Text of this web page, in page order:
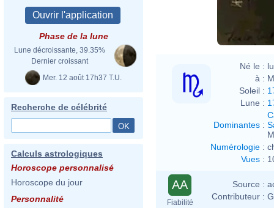
Phase de la lune
Lune décroissante, 39.35%
Dernier croissant
Mer. 12 août 17h37 T.U.
Recherche de célébrité
Calculs astrologiques
Horoscope personnalisé
Horoscope du jour
Personnalité
Né le :
à :
Soleil :
Lune :
Dominantes :
Numérologie :
Vues :
AA
Fiabilité
Source :
Contributeur :